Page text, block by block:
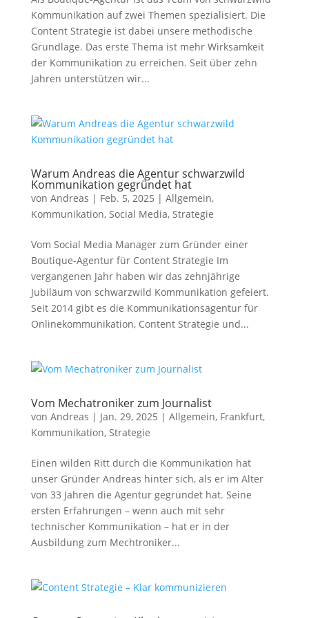
Kommunikation auf zwei Themen spezialisiert. Die
Content Strategie ist dabei unsere methodische
Grundlage. Das erste Thema ist mehr Wirksamkeit
der Kommunikation zu erreichen. Seit über zehn
Jahren unterstützen wir...
Warum Andreas die Agentur schwarzwild
Kommunikation gegründet hat
von Andreas | Feb. 5, 2025 | Allgemein,
Kommunikation, Social Media, Strategie
Vom Social Media Manager zum Gründer einer
Boutique-Agentur für Content Strategie Im
vergangenen Jahr haben wir das zehnjährige
Jubiläum von schwarzwild Kommunikation gefeiert.
Seit 2014 gibt es die Kommunikationsagentur für
Onlinekommunikation, Content Strategie und...
Vom Mechatroniker zum Journalist
von Andreas | Jan. 29, 2025 | Allgemein, Frankfurt,
Kommunikation, Strategie
Einen wilden Ritt durch die Kommunikation hat
unser Gründer Andreas hinter sich, als er im Alter
von 33 Jahren die Agentur gegründet hat. Seine
ersten Erfahrungen – wenn auch mit sehr
technischer Kommunikation – hat er in der
Ausbildung zum Mechtroniker...